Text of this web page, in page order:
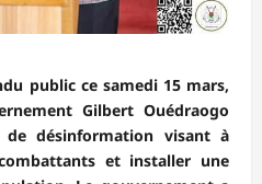
public ce samedi 15 mars,
Gilbert Ouédraogo
de désinformation visant à
et installer une